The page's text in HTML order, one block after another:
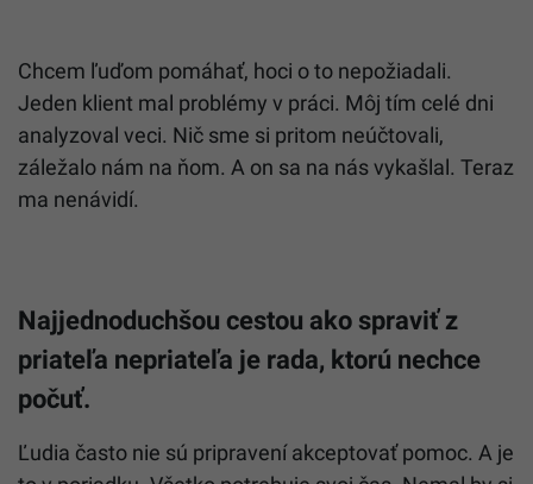
Chcem ľuďom pomáhať, hoci o to nepožiadali.
Jeden klient mal problémy v práci. Môj tím celé dni
analyzoval veci. Nič sme si pritom neúčtovali,
záležalo nám na ňom. A on sa na nás vykašlal. Teraz
ma nenávidí.
Najjednoduchšou cestou ako spraviť z
priateľa nepriateľa je rada, ktorú nechce
počuť.
Ľudia často nie sú pripravení akceptovať pomoc. A je